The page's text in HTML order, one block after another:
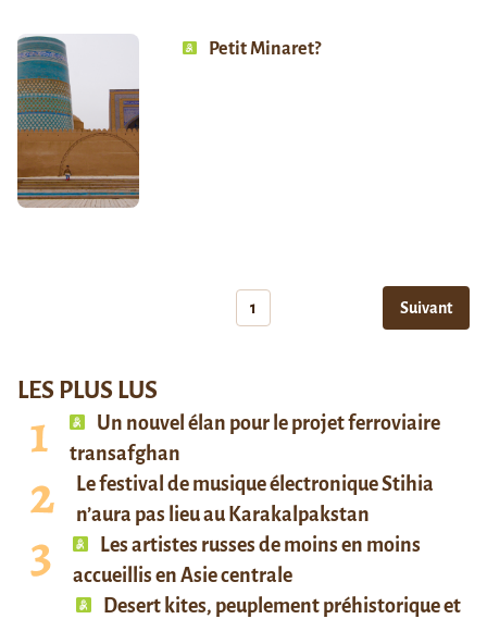
Petit Minaret?
1 Suivant
LES PLUS LUS
Un nouvel élan pour le projet ferroviaire
transafghan
Le festival de musique électronique Stihia
n’aura pas lieu au Karakalpakstan
Les artistes russes de moins en moins
accueillis en Asie centrale
Desert kites, peuplement préhistorique et